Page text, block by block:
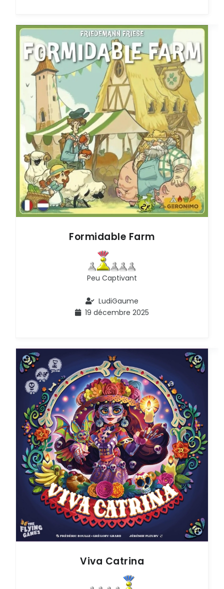
Formidable Farm
Peu Captivant
LudiGaume
19 décembre 2025
Viva Catrina